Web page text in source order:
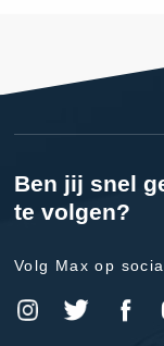
Ben jij snel
te volgen?
Volg Max op